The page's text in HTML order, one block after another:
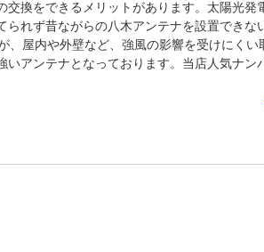
交換をできるメリットがあります。太陽光発
られず昔ながらの八木アンテナを設置できな
、屋内や外壁など、強風の影響を受けにくい
いアンテナとなっております。当店人気ナン